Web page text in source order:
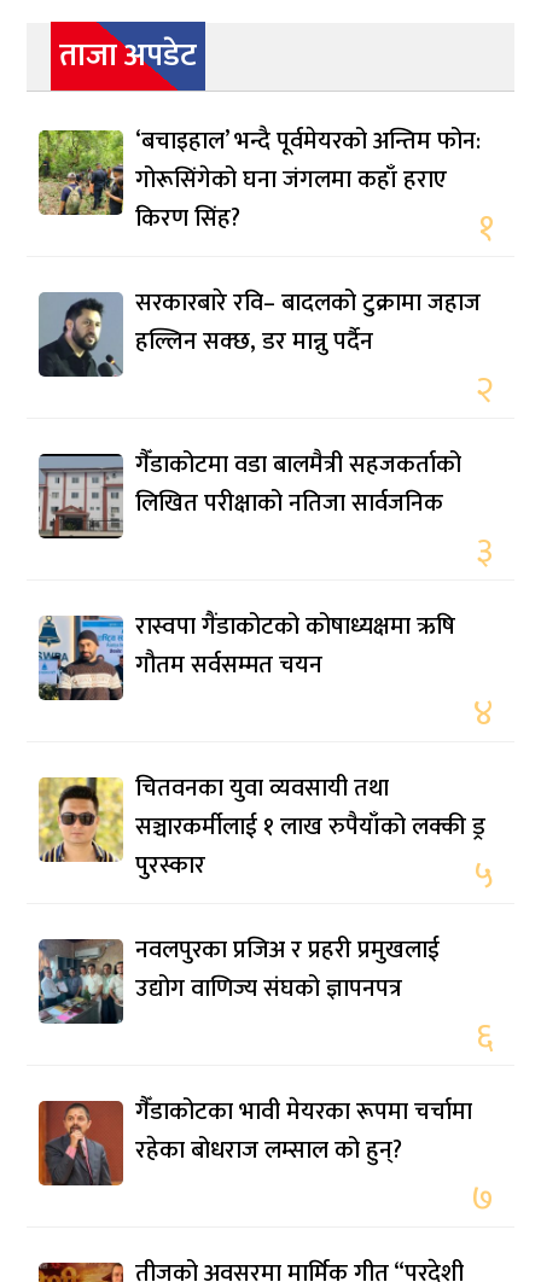
ताजा अपडेट
‘बचाइहाल’ भन्दै पूर्वमेयरको अन्तिम फोन:
गोरूसिंगेको घना जंगलमा कहाँ हराए
किरण सिंह?
१
सरकारबारे रवि– बादलको टुक्रामा जहाज
हल्लिन सक्छ, डर मान्नु पर्दैन
२
गैँडाकोटमा वडा बालमैत्री सहजकर्ताको
लिखित परीक्षाको नतिजा सार्वजनिक
३
रास्वपा गैंडाकोटको कोषाध्यक्षमा ऋषि
गौतम सर्वसम्मत चयन
४
चितवनका युवा व्यवसायी तथा
सञ्चारकर्मीलाई १ लाख रुपैयाँको लक्की ड्र
पुरस्कार
५
नवलपुरका प्रजिअ र प्रहरी प्रमुखलाई
उद्योग वाणिज्य संघको ज्ञापनपत्र
६
गैँडाकोटका भावी मेयरका रूपमा चर्चामा
रहेका बोधराज लम्साल को हुन्?
७
तीजको अवसरमा मार्मिक गीत “परदेशी